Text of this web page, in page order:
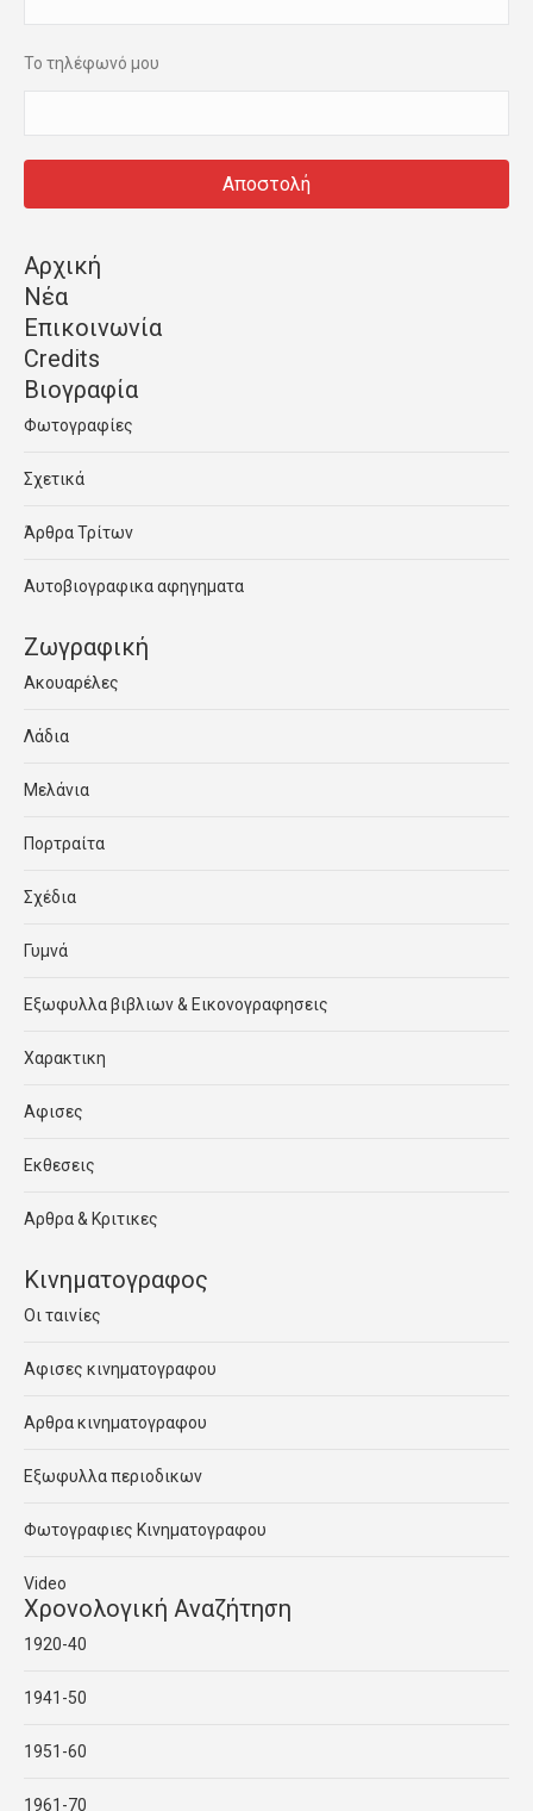
Το τηλέφωνό μου
Αρχική
Νέα
Επικοινωνία
Credits
Βιογραφία
Φωτογραφίες
Σχετικά
Άρθρα Τρίτων
Αυτοβιογραφικα αφηγηματα
Ζωγραφική
Ακουαρέλες
Λάδια
Μελάνια
Πορτραίτα
Σχέδια
Γυμνά
Εξωφυλλα βιβλιων & Εικονογραφησεις
Χαρακτικη
Αφισες
Εκθεσεις
Αρθρα & Κριτικες
Κινηματογραφος
Οι ταινίες
Αφισες κινηματογραφου
Αρθρα κινηματογραφου
Εξωφυλλα περιοδικων
Φωτογραφιες Κινηματογραφου
Video
Χρονολογική Αναζήτηση
1920-40
1941-50
1951-60
1961-70